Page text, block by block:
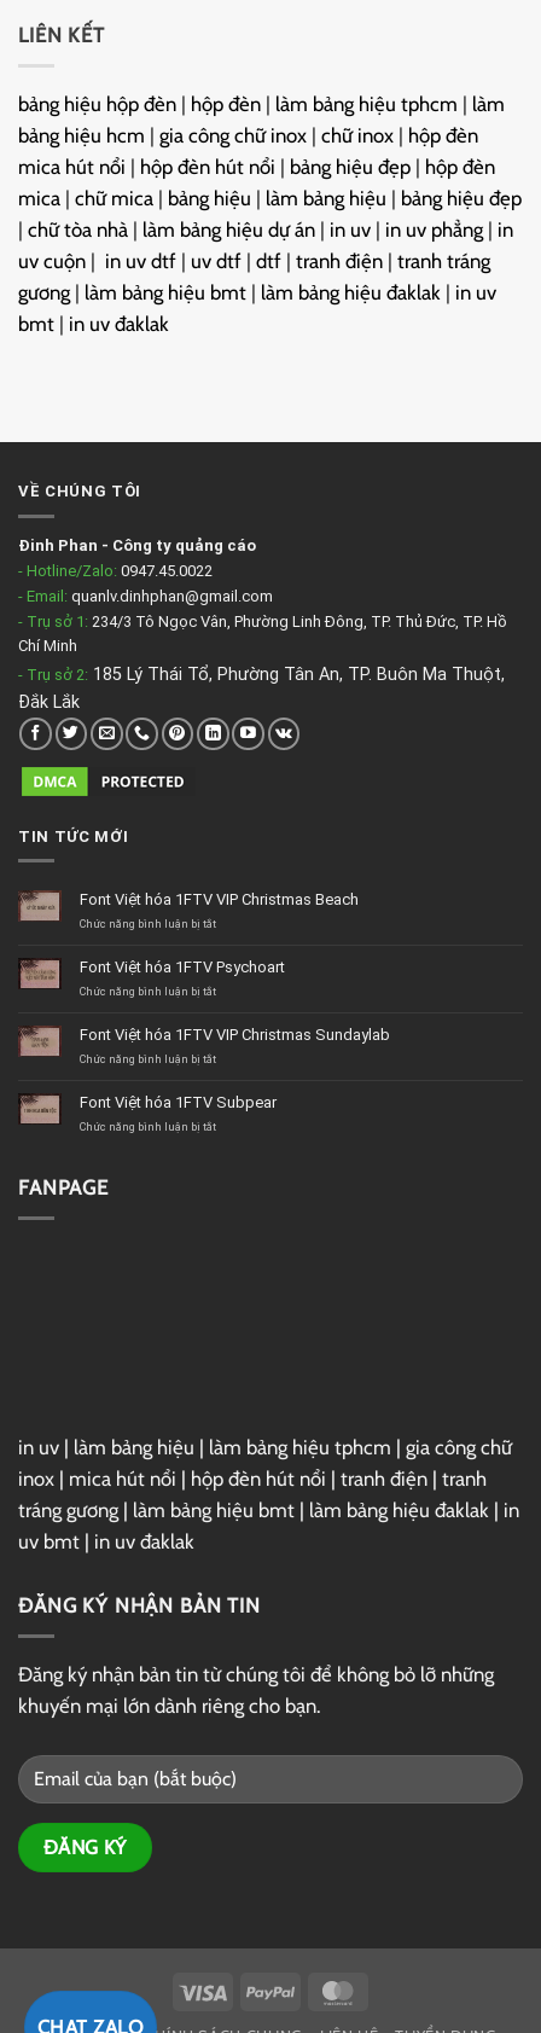
LIÊN KẾT
bảng hiệu hộp đèn | hộp đèn | làm bảng hiệu tphcm | làm
bảng hiệu hcm | gia công chữ inox | chữ inox | hộp đèn
mica hút nổi | hộp đèn hút nổi | bảng hiệu đẹp | hộp đèn
mica | chữ mica | bảng hiệu | làm bảng hiệu | bảng hiệu đẹp
| chữ tòa nhà | làm bảng hiệu dự án | in uv | in uv phẳng | in
uv cuộn | in uv dtf | uv dtf | dtf | tranh điện | tranh tráng
gương | làm bảng hiệu bmt | làm bảng hiệu đaklak | in uv
bmt | in uv đaklak
VỀ CHÚNG TÔI
Đinh Phan - Công ty quảng cáo
- Hotline/Zalo: 0947.45.0022
- Email: quanlv.dinhphan@gmail.com
- Trụ sở 1: 234/3 Tô Ngọc Vân, Phường Linh Đông, TP. Thủ Đức, TP. Hồ
Chí Minh
- Trụ sở 2: 185 Lý Thái Tổ, Phường Tân An, TP. Buôn Ma Thuột,
Đắk Lắk
TIN TỨC MỚI
Font Việt hóa 1FTV VIP Christmas Beach
Chức năng bình luận bị tắtở
hóa
1FTV
Beach
Font Việt hóa 1FTV Psychoart
Chức năng bình luận bị tắtở
hóa
1FTV
Font Việt hóa 1FTV VIP Christmas Sundaylab
Chức năng bình luận bị tắtở
hóa
1FTV
Font Việt hóa 1FTV Subpear
Chức năng bình luận bị tắtở
FANPAGE
in uv | làm bảng hiệu | làm bảng hiệu tphcm | gia công chữ
inox | mica hút nổi | hộp đèn hút nổi | tranh điện | tranh
tráng gương | làm bảng hiệu bmt | làm bảng hiệu đaklak | in
uv bmt | in uv đaklak
ĐĂNG KÝ NHẬN BẢN TIN
Đăng ký nhận bản tin từ chúng tôi để không bỏ lỡ những
khuyến mại lớn dành riêng cho bạn.
Visa PayPal
CHAT ZALO